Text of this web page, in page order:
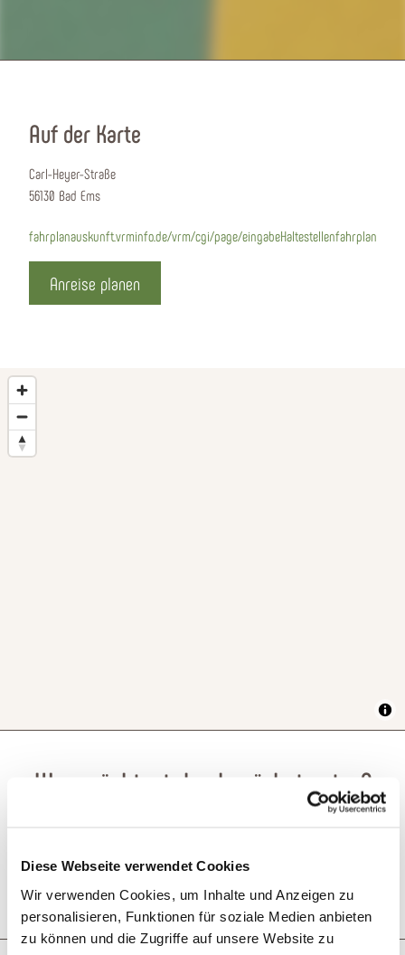
Diese Webseite verwendet Cookies
Wir verwenden Cookies, um Inhalte und Anzeigen zu
personalisieren, Funktionen für soziale Medien anbieten
zu können und die Zugriffe auf unsere Website zu
Auf der Karte
Carl-Heyer-Straße
56130 Bad Ems
fahrplanauskunft.vrminfo.de/vrm/cgi/page/eingabeHaltestellenfahrplan
Anreise planen
Was möchtest du als nächstes tun?
Anreise planen PDF erzeugen